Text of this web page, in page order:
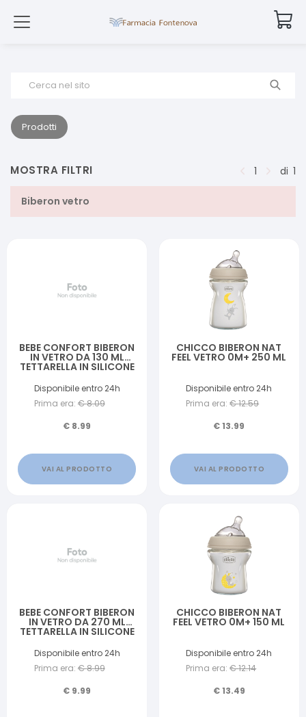
Cerca nel sito
Prodotti
MOSTRA FILTRI 1 di 1
Biberon vetro
BEBE CONFORT BIBERON
IN VETRO DA 130 ML
TETTARELLA IN SILICONE
Disponibile entro 24h
Prima era: €8.09
€ 8.99
VAI AL PRODOTTO
CHICCO BIBERON NAT
FEEL VETRO 0M+ 250 ML
Disponibile entro 24h
Prima era: €12.59
€13.99
VAI AL PRODOTTO
BEBE CONFORT BIBERON
IN VETRO DA 270 ML
TETTARELLA IN SILICONE
Disponibile entro 24h
Prima era: €8.99
€ 9.99
CHICCO BIBERON NAT
FEEL VETRO 0M+ 150 ML
Disponibile entro 24h
Prima era: €12.14
€13.49